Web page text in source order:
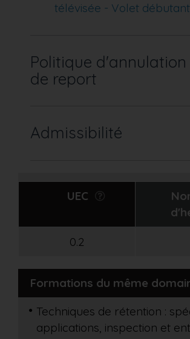
télévisée - Volet débutant
Politique d'annulation
de report
Admissibilité
UEC
0.2
Formations du même
Techniques de rétention :
applications, inspection et